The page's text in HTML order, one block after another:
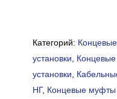
Категорий:
установки
установки
НГ, Концевые